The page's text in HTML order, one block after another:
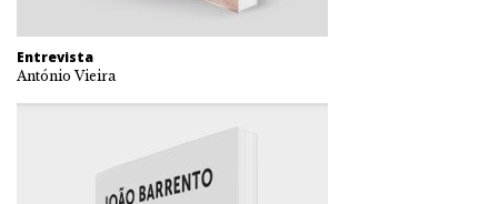
Entrevista
António Vieira